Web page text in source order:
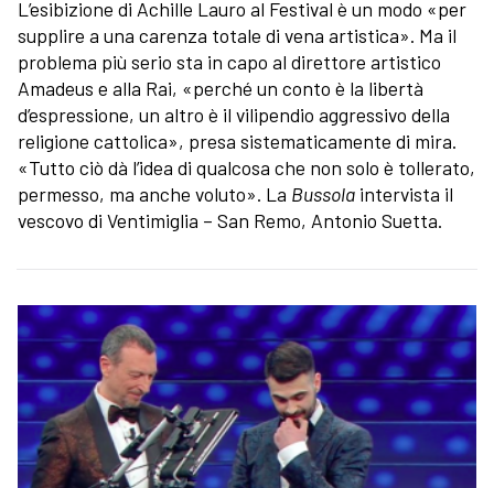
L’esibizione di Achille Lauro al Festival è un modo «per
supplire a una carenza totale di vena artistica». Ma il
problema più serio sta in capo al direttore artistico
Amadeus e alla Rai, «perché un conto è la libertà
d’espressione, un altro è il vilipendio aggressivo della
religione cattolica», presa sistematicamente di mira.
«Tutto ciò dà l’idea di qualcosa che non solo è tollerato,
permesso, ma anche voluto». La Bussola intervista il
vescovo di Ventimiglia – San Remo, Antonio Suetta.